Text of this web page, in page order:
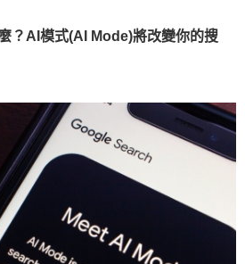
？AI模式(AI Mode)將改變你的搜